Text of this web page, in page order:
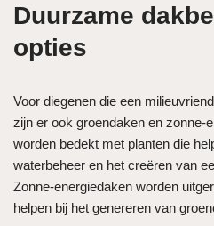
Duurzame
opties
Voor diegenen die een
zijn er ook groendaken en zonne-
worden bedekt met planten die
waterbeheer en het creëren van
Zonne-energiedaken worden
helpen bij het genereren van